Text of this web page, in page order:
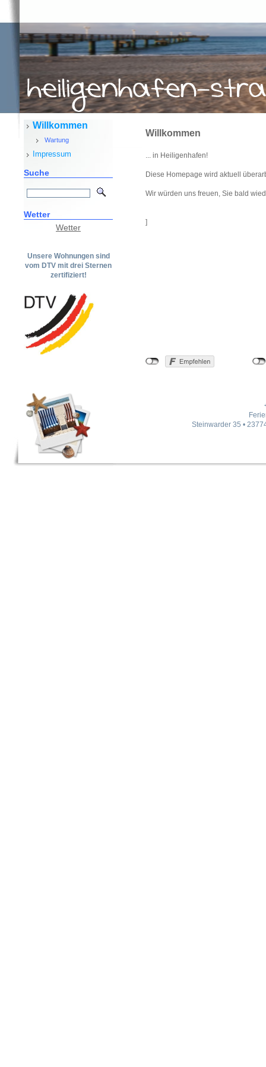
Willkommen
Wartung
Impressum
Suche
Wetter
Wetter
Unsere Wohnungen sind
vom DTV mit drei Sternen
zertifiziert!
Willkommen
... in Heiligenhafen!
Diese Homepage wird aktuell
Wir würden uns freuen, Sie bald
]
Steinwarder 35 •